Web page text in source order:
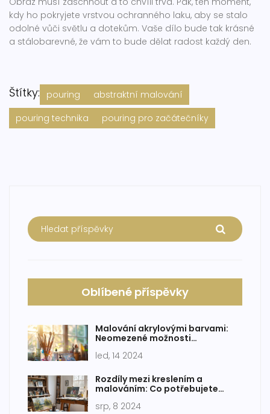
kdy ho pokryjete vrstvou ochranného laku, aby se stalo
odolné vůči světlu a dotekům. Vaše dílo bude tak krásné
a stálobarevné, že vám to bude dělat radost každý den.
Štítky: pouring
abstraktní malování
pouring technika
pouring pro začátečníky
Oblíbené příspěvky
Malování akrylovými barvami:
Neomezené možnosti
led, 14 2024
Rozdíly mezi kreslením a
malováním: Co potřebujete
srp, 8 2024